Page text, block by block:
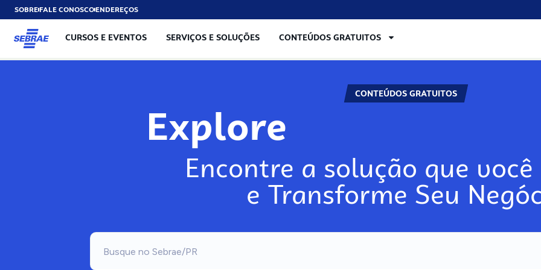
SOBREFALE CONOSCOENDEREÇOS
CURSOS E EVENTOS SERVIÇOS E SOLUÇÕES CONTEÚDOS GRATUITOS
CONTEÚDOS GRATUITOS
Explore
Encontre a solução que você
e Transforme Seu